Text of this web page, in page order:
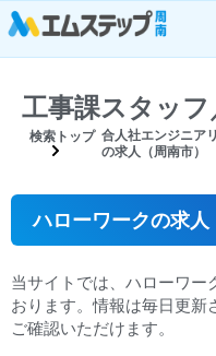
工事課スタッフ
検索トップ 合人社エンジニア
の求人（周南市）
ハローワークの求人
当サイトでは、ハローワー
おります。情報は毎日更新
ご確認いただけます。